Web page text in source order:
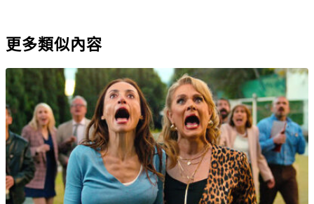
更多類似內容